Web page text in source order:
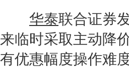
华泰联合证券
来临时采取主动降
有优惠幅度操作难